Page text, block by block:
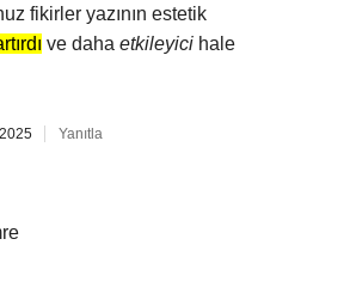
fikirler yazının estetik
ve daha etkileyici hale
Yanıtla